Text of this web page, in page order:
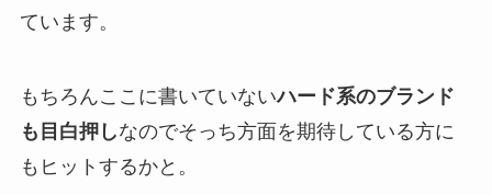
ています。
もちろんここに書いていないハード系のブランド
も目白押しなのでそっち方面を期待している方に
もヒットするかと。